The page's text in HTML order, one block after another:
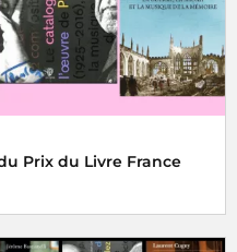
Prix du Livre France